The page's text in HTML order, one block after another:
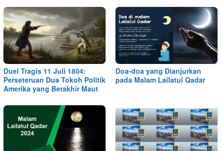
Duel Tragis 11 Juli 1804:
Perseteruan Dua Tokoh Politik
Amerika yang Berakhir Maut
Doa-doa yang Dianjurkan
pada Malam Lailatul Qadar